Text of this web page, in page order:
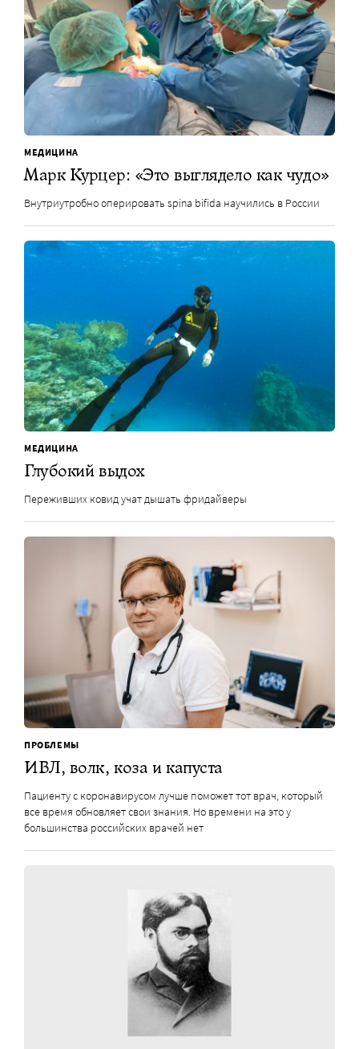
МЕДИЦИНА
Марк Курцер: «Это выглядело как чудо»
Внутриутробно оперировать spina bifida научились в России
МЕДИЦИНА
Глубокий выдох
Переживших ковид учат дышать фридайверы
ПРОБЛЕМЫ
ИВЛ, волк, коза и капуста
Пациенту с коронавирусом лучше поможет тот врач, который
все время обновляет свои знания. Но времени на это у
большинства российских врачей нет